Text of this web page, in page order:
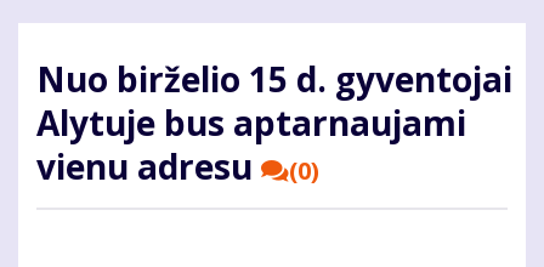
Nuo birželio 15 d. gyventojai
Alytuje bus aptarnaujami
vienu adresu
(0)